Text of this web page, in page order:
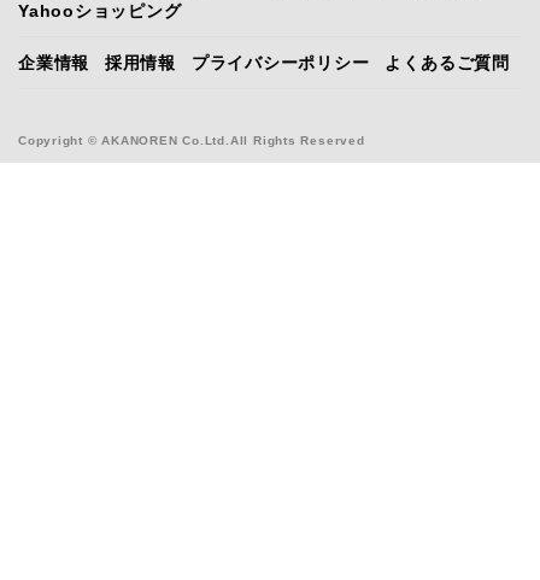
Copyright © AKANOREN Co.Ltd.All Rights Reserved
Yahooショッピング
企業情報 採用情報 プライバシーポリシー よくあるご質問